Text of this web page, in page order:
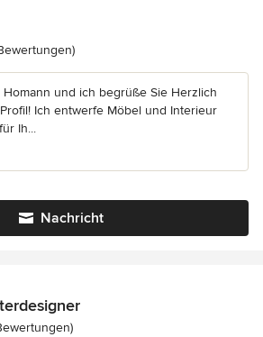
4.8 von 5 Sternen
und ich begrüße Sie Herzlich
Ich entwerfe Möbel und Interieur
Ih...
Nachricht
5 von 5 Sternen